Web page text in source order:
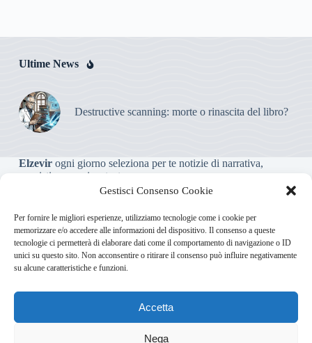
Gestisci Consenso Cookie
Per fornire le migliori esperienze, utilizziamo tecnologie come i cookie per
memorizzare e/o accedere alle informazioni del dispositivo. Il consenso a queste
tecnologie ci permetterà di elaborare dati come il comportamento di navigazione o ID
unici su questo sito. Non acconsentire o ritirare il consenso può influire negativamente
su alcune caratteristiche e funzioni.
Accetta
Nega
Ultime News
Destructive scanning: morte o rinascita del libro?
Elzevirogni giorno seleziona per te notizie di narrativa,
saggistica, poesia e teatro.
Testata giornalistica online non iscritta al Tribunale, che non
riceve contributi o agevolazioni pubbliche ai sensi dell’art. 3-
bis della legge 103/2012
Via Usodimare 3 - 37138 Verona (VR)info@elzevir.it bullet-